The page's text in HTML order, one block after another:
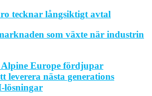
tecknar långsiktigt avtal
som växte när industrin
Europe fördjupar
leverera nästa generations
lösningar